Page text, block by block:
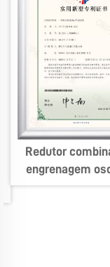
Redutor
engrenagem